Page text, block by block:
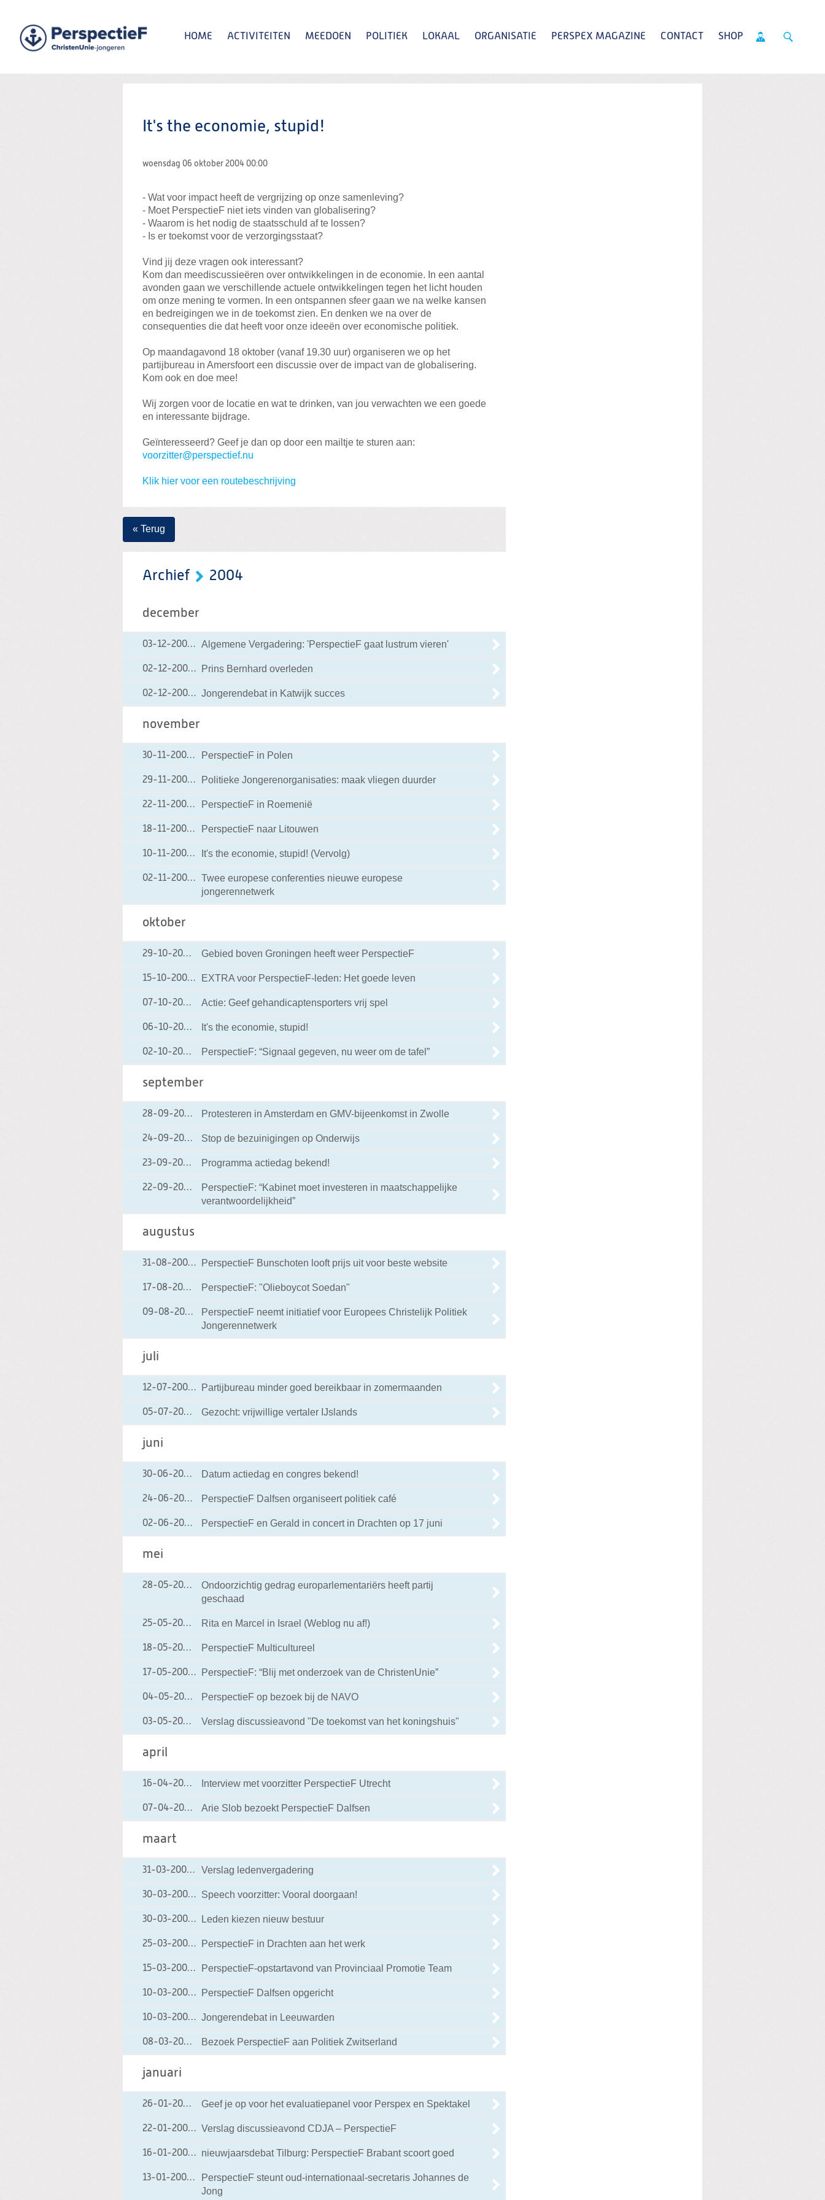
Spring
naar
HOME ACTIVITEITEN MEEDOEN POLITIEK LOKAAL ORGANISATIE PERSPEX MAGAZINE CONTACT SHOP
It's the economie, stupid!
woensdag 06 oktober 2004 00:00
- Wat voor impact heeft de vergrijzing op onze samenleving?
- Moet PerspectieF niet iets vinden van globalisering?
- Waarom is het nodig de staatsschuld af te lossen?
- Is er toekomst voor de verzorgingsstaat?
Vind jij deze vragen ook interessant?
Kom dan meediscussieëren over ontwikkelingen in de economie. In een aantal
avonden gaan we verschillende actuele ontwikkelingen tegen het licht houden
om onze mening te vormen. In een ontspannen sfeer gaan we na welke kansen
en bedreigingen we in de toekomst zien. En denken we na over de
consequenties die dat heeft voor onze ideeën over economische politiek.
Op maandagavond 18 oktober (vanaf 19.30 uur) organiseren we op het
partijbureau in Amersfoort een discussie over de impact van de globalisering.
Kom ook en doe mee!
Wij zorgen voor de locatie en wat te drinken, van jou verwachten we een goede
en interessante bijdrage.
Geïnteresseerd? Geef je dan op door een mailtje te sturen aan:
voorzitter@perspectief.nu
Klik hier voor een routebeschrijving
« Terug
Archief 2004
december
03-12-200403-12-2004 12:13
Algemene Vergadering: 'PerspectieF gaat lustrum vieren'
02-12-200402-12-2004 21:20
Prins Bernhard overleden
02-12-200402-12-2004 10:25
Jongerendebat in Katwijk succes
november
30-11-200430-11-2004 00:00
PerspectieF in Polen
29-11-200429-11-2004 18:24
Politieke Jongerenorganisaties: maak vliegen duurder
22-11-200422-11-2004 00:00
PerspectieF in Roemenië
18-11-200418-11-2004 00:00
PerspectieF naar Litouwen
10-11-200410-11-2004 00:00
It's the economie, stupid! (Vervolg)
02-11-200402-11-2004 00:00
Twee europese conferenties nieuwe europese
jongerennetwerk
oktober
29-10-2004 29-10-2004 00:00
Gebied boven Groningen heeft weer PerspectieF
15-10-200415-10-2004 00:00
EXTRA voor PerspectieF-leden: Het goede leven
07-10-2004 07-10-2004 00:00
Actie: Geef gehandicaptensporters vrij spel
06-10-2004 06-10-2004 00:00
It's the economie, stupid!
02-10-2004 02-10-2004 00:00
PerspectieF: “Signaal gegeven, nu weer om de tafel”
september
28-09-2004 28-09-2004 00:00
Protesteren in Amsterdam en GMV-bijeenkomst in Zwolle
24-09-2004 24-09-2004 00:00
Stop de bezuinigingen op Onderwijs
23-09-2004 23-09-2004 00:00
Programma actiedag bekend!
22-09-2004 22-09-2004 00:00
PerspectieF: “Kabinet moet investeren in maatschappelijke
verantwoordelijkheid”
augustus
31-08-200431-08-2004 00:00
PerspectieF Bunschoten looft prijs uit voor beste website
17-08-2004 17-08-2004 00:00
PerspectieF: "Olieboycot Soedan"
09-08-2004 09-08-2004 00:00
PerspectieF neemt initiatief voor Europees Christelijk Politiek
Jongerennetwerk
juli
12-07-200412-07-2004 00:00
Partijbureau minder goed bereikbaar in zomermaanden
05-07-2004 05-07-2004 00:00
Gezocht: vrijwillige vertaler IJslands
juni
30-06-2004 30-06-2004 00:00
Datum actiedag en congres bekend!
24-06-2004 24-06-2004 00:00
PerspectieF Dalfsen organiseert politiek café
02-06-2004 02-06-2004 00:00
PerspectieF en Gerald in concert in Drachten op 17 juni
mei
28-05-2004 28-05-2004 00:00
Ondoorzichtig gedrag europarlementariërs heeft partij
geschaad
25-05-2004 25-05-2004 00:00
Rita en Marcel in Israel (Weblog nu af!)
18-05-2004 18-05-2004 00:00
PerspectieF Multicultureel
17-05-200417-05-2004 00:00
PerspectieF: “Blij met onderzoek van de ChristenUnie”
04-05-2004 04-05-2004 00:00
PerspectieF op bezoek bij de NAVO
03-05-2004 03-05-2004 00:00
Verslag discussieavond "De toekomst van het koningshuis"
april
16-04-2004 16-04-2004 00:00
Interview met voorzitter PerspectieF Utrecht
07-04-2004 07-04-2004 00:00
Arie Slob bezoekt PerspectieF Dalfsen
maart
31-03-200431-03-2004 00:00
Verslag ledenvergadering
30-03-200430-03-2004 00:00
Speech voorzitter: Vooral doorgaan!
30-03-200430-03-2004 00:00
Leden kiezen nieuw bestuur
25-03-200425-03-2004 00:00
PerspectieF in Drachten aan het werk
15-03-200415-03-2004 00:00
PerspectieF-opstartavond van Provinciaal Promotie Team
10-03-200410-03-2004 00:00
PerspectieF Dalfsen opgericht
10-03-200410-03-2004 00:00
Jongerendebat in Leeuwarden
08-03-2004 08-03-2004 00:00
Bezoek PerspectieF aan Politiek Zwitserland
januari
26-01-2004 26-01-2004 00:00
Geef je op voor het evaluatiepanel voor Perspex en Spektakel
22-01-200422-01-2004 00:00
Verslag discussieavond CDJA – PerspectieF
16-01-200416-01-2004 00:00
nieuwjaarsdebat Tilburg: PerspectieF Brabant scoort goed
13-01-200413-01-2004 00:00
PerspectieF steunt oud-internationaal-secretaris Johannes de
Jong